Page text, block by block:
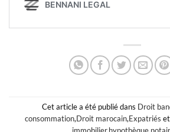
Cet article a été publié dans Droit
consommation,Droit marocain,Expatriés